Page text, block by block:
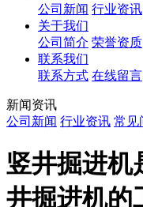
公司新闻 行业资讯
关于我们
公司简介 荣誉资质
联系我们
联系方式 在线留言
新闻资讯
公司新闻 行业资讯 常见
竖井掘进机
井掘进机的